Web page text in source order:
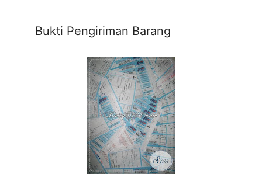
Bukti Pengiriman Barang